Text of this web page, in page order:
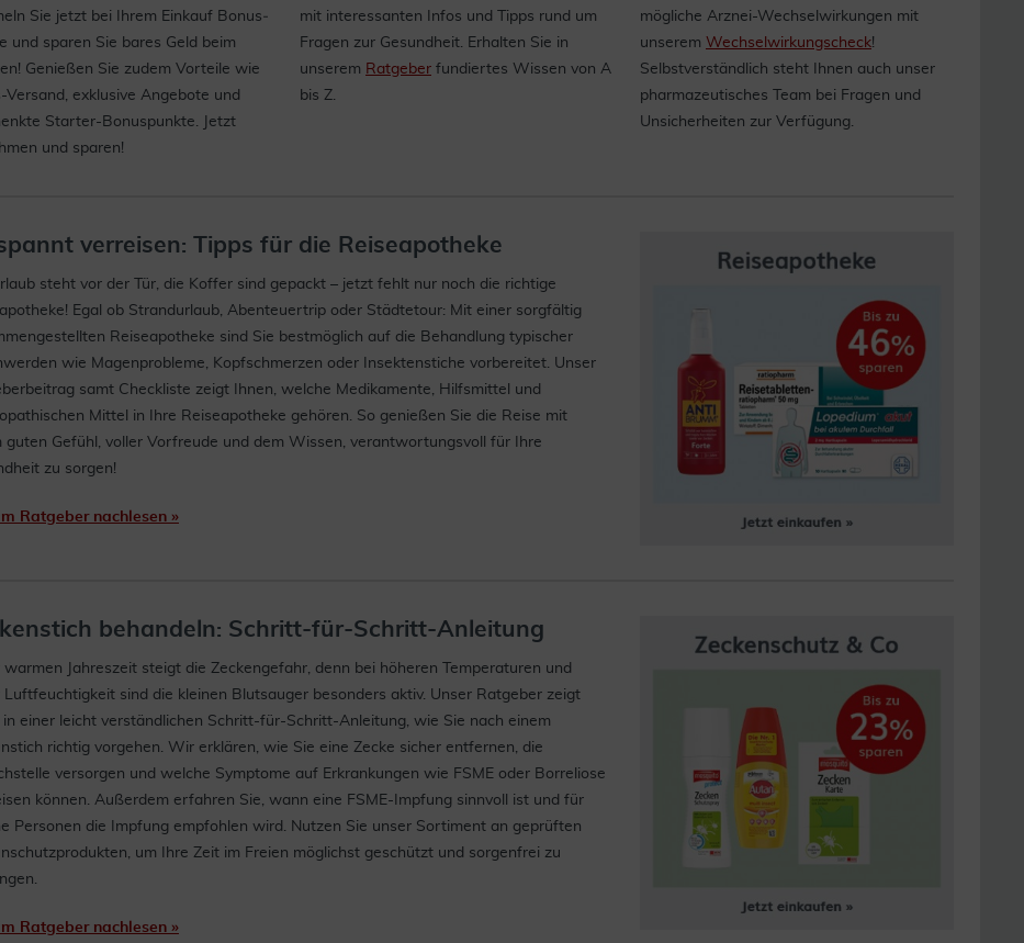
Sie jetzt bei Ihrem Einkauf Bonus­
und sparen Sie bares Geld beim
Genießen Sie zudem Vorteile wie
Versand, exklusive Angebote und
Starter-Bonuspunkte. Jetzt
und sparen!
mit interessanten Infos und Tipps rund um
Fragen zur Gesundheit. Erhalten Sie in
unserem Ratgeber fundiertes Wissen von A
bis Z.
mögliche Arznei-Wechselwirkungen mit
unserem Wechsel­wirkungs­check!
Selbstverständlich steht Ihnen auch unser
pharmazeutisches Team bei Fragen und
Unsicherheiten zur Verfügung.
verreisen: Tipps für die Reiseapotheke
steht vor der Tür, die Koffer sind gepackt – jetzt fehlt nur noch die richtige
Egal ob Strandurlaub, Abenteuertrip oder Städtetour: Mit einer sorgfältig
Reiseapotheke sind Sie bestmöglich auf die Behandlung typischer
wie Magenprobleme, Kopfschmerzen oder Insektenstiche vorbereitet. Unser
samt Checkliste zeigt Ihnen, welche Medikamente, Hilfsmittel und
Mittel in Ihre Reiseapotheke gehören. So genießen Sie die Reise mit
guten Gefühl, voller Vorfreude und dem Wissen, verantwortungsvoll für Ihre
zu sorgen!
Ratgeber nachlesen »
behandeln: Schritt-für-Schritt-Anleitung
warmen Jahreszeit steigt die Zeckengefahr, denn bei höheren Temperaturen und
Luftfeuchtigkeit sind die kleinen Blutsauger besonders aktiv. Unser Ratgeber zeigt
in einer leicht verständlichen Schritt-für-Schritt-Anleitung, wie Sie nach einem
richtig vorgehen. Wir erklären, wie Sie eine Zecke sicher entfernen, die
versorgen und welche Symptome auf Erkrankungen wie FSME oder Borreliose
können. Außerdem erfahren Sie, wann eine FSME-Impfung sinnvoll ist und für
Personen die Impfung empfohlen wird. Nutzen Sie unser Sortiment an geprüften
um Ihre Zeit im Freien möglichst geschützt und sorgenfrei zu
Ratgeber nachlesen »